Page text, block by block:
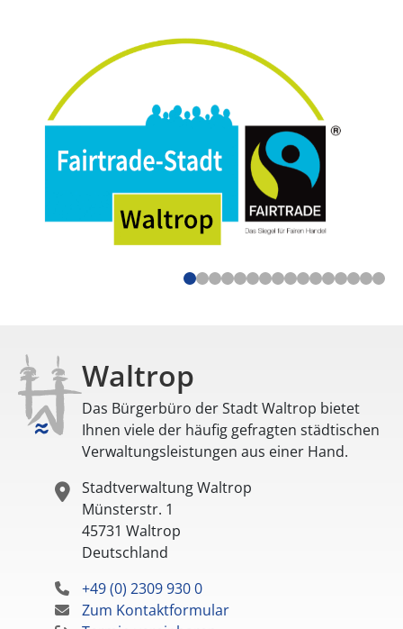
Waltrop
Das Bürgerbüro der Stadt Waltrop bietet
Ihnen viele der häufig gefragten städtischen
Verwaltungsleistungen aus einer Hand.
Stadtverwaltung Waltrop
Münsterstr. 1
45731 Waltrop
Deutschland
+49 (0) 2309 930 0
Zum Kontaktformular